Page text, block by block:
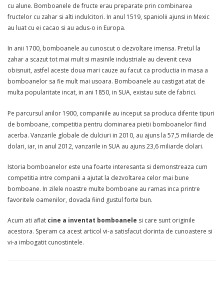
cu alune. Bomboanele de fructe erau preparate prin combinarea
fructelor cu zahar si alti indulcitori. In anul 1519, spaniolii ajunsi in Mexic
au luat cu ei cacao si au adus-o in Europa.
In anii 1700, bomboanele au cunoscut o dezvoltare imensa. Pretul la
zahar a scazut tot mai mult si masinile industriale au devenit ceva
obisnuit, astfel aceste doua mari cauze au facut ca productia in masa a
bomboanelor sa fie mult mai usoara. Bomboanele au castigat atat de
multa popularitate incat, in ani 1850, in SUA, existau sute de fabrici.
Pe parcursul anilor 1900, companiile au inceput sa produca diferite tipuri
de bomboane, competitia pentru dominarea pietii bomboanelor fiind
acerba. Vanzarile globale de dulciuri in 2010, au ajuns la 57,5 miliarde de
dolari, iar, in anul 2012, vanzarile in SUA au ajuns 23,6 miliarde dolari.
Istoria bomboanelor este una foarte interesanta si demonstreaza cum
competitia intre companii a ajutat la dezvoltarea celor mai bune
bomboane. In zilele noastre multe bomboane au ramas inca printre
favoritele oamenilor, dovada fiind gustul forte bun.
Acum ati aflat cine a inventat bomboanele si care sunt originile
acestora. Speram ca acest articol vi-a satisfacut dorinta de cunoastere si
vi-a imbogatit cunostintele.